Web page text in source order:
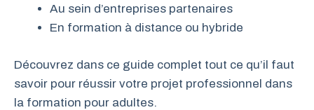
Au sein d’entreprises partenaires
En formation à distance ou hybride
Découvrez dans ce guide complet tout ce qu’il faut
savoir pour réussir votre projet professionnel dans
la formation pour adultes.